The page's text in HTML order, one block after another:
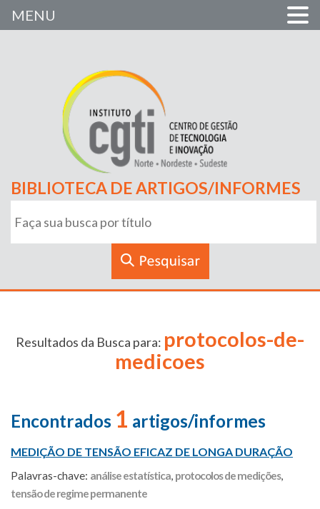
BIBLIOTECA DE ARTIGOS/INFORMES
Resultados da Busca para: protocolos-de-
medicoes
Encontrados 1 artigos/informes
MEDIÇÃO DE TENSÃO EFICAZ DE LONGA DURAÇÃO
Palavras-chave: análise estatística, protocolos de medições,
tensão de regime permanente
MENU